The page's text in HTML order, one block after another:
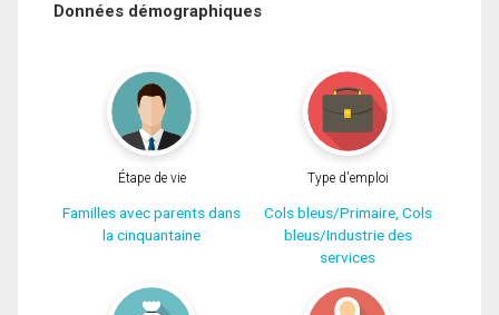
Données démographiques
Étape de vie
Familles avec parents dans
la cinquantaine
Type d'emploi
Cols bleus/Primaire, Cols
bleus/Industrie des
services